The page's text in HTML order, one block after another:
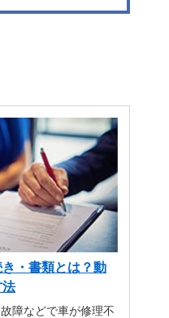
しい車載ビデオ
・書類とは？動
法
障などで車が修理不